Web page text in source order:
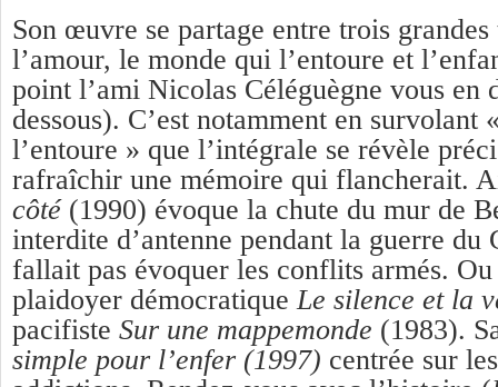
Son œuvre se partage entre trois grandes
l’amour, le monde qui l’entoure et
point l’ami Nicolas Céléguègne vous en
dessous). C’est notamment en survolant
l’entoure » que l’intégrale se révèle
rafraîchir une mémoire qui flancherait.
côté(1990) évoque la chute du mur de
interdite d’antenne pendant la guerre
fallait pas évoquer les conflits armés.
plaidoyer démocratique Le silence et la
pacifiste Sur une mappemonde (1983).
simple pour l’enfer (1997) centrée sur